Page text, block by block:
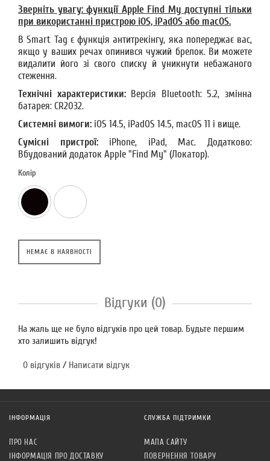
Зверніть увагу: функції Apple Find My доступні тільки
при використанні пристрою iOS, iPadOS або macOS.
В Smart Tag є функція антитрекінгу, яка попереджає вас,
якщо у ваших речах опинився чужий брелок. Ви можете
видалити його зі свого списку й уникнути небажаного
стеження.
Технічні характеристики:Версія Bluetooth: 5.2, змінна
батарея: CR2032.
Системні вимоги: iOS 14.5, iPadOS 14.5, macOS 11 і вище.
Сумісні пристрої:iPhone, iPad, Mac. Додатково:
Вбудований додаток Apple "Find My" (Локатор).
Колір
НЕМАЄ В НАЯВНОСТІ
Відгуки (0)
На жаль ще не було відгуків про цей товар. Будьте першим
хто залишить відгук!
0 відгуків / Написати відгук
ІНФОРМАЦІЯ
ПРО НАС
ІНФОРМАЦІЯ ПРО ДОСТАВКУ
СЛУЖБА ПІДТРИМКИ
МАПА САЙТУ
ПОВЕРНЕННЯ ТОВАРУ